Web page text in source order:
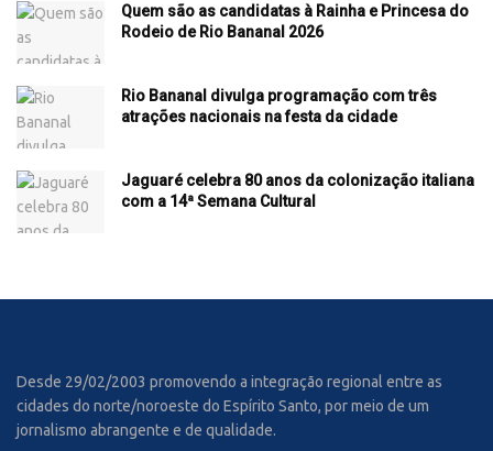
Quem são as candidatas à Rainha e Princesa do
Rodeio de Rio Bananal 2026
Rio Bananal divulga programação com três
atrações nacionais na festa da cidade
Jaguaré celebra 80 anos da colonização italiana
com a 14ª Semana Cultural
Desde 29/02/2003 promovendo a integração regional entre as
cidades do norte/noroeste do Espírito Santo, por meio de um
jornalismo abrangente e de qualidade.